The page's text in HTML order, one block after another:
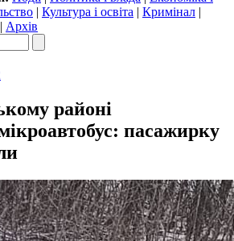
| Культура і освіта | Кримінал |
| Архів
районі
пасажирку